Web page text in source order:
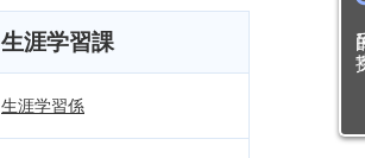
目
生涯学習課
生涯学習係